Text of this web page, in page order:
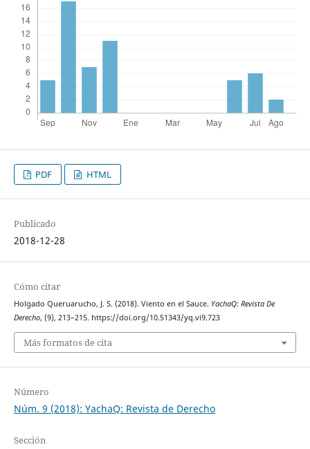
PDF HTML
Publicado
2018-12-28
Cómo citar
Holgado Queruarucho, J. S. (2018). Viento en el Sauce. YachaQ: Revista De
Derecho, (9), 213–215. https://doi.org/10.51343/yq.vi9.723
Más formatos de cita
Número
Núm. 9 (2018): YachaQ: Revista de Derecho
Sección